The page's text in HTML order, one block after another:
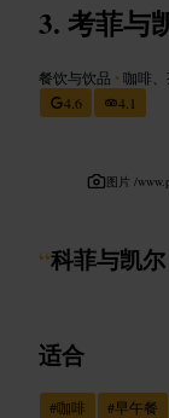
考菲与
餐饮与饮品 •咖啡
4.6
4.1
图片 /
“科菲与凯
适合
#咖啡 #早午餐